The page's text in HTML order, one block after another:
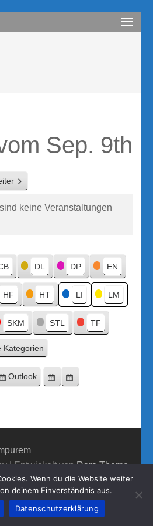
Sep. 9th
keine Veranstaltungen
DL DP EN
HF HT LI LM
SKM STL TF
Kategorien
Eintragen
Outlook
Google-
| Entwickelt von Rara Theme
Wenn du die Website weiter
deinem Einverständnis aus.
Datenschutzerklärung